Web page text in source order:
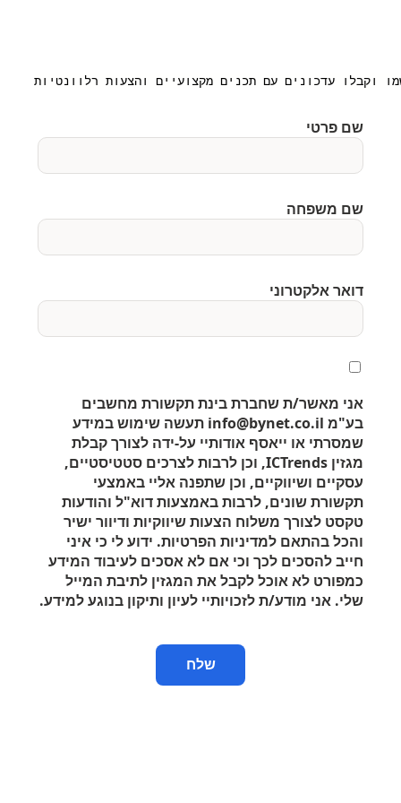
וקבלו עדכונים עם תכנים מקצועיים והצעות רלוונטיות
שם פרטי
שם משפחה
דואר אלקטרוני
אני מאשר/ת שחברת בינת תקשורת מחשבים
בע"מ info@bynet.co.il תעשה שימוש במידע
שמסרתי או ייאסף אודותיי על-ידה לצורך קבלת
מגזין ICTrends, וכן לרבות לצרכים סטטיסטיים,
עסקיים ושיווקיים, וכן שתפנה אליי באמצעי
תקשורת שונים, לרבות באמצעות דוא"ל והודעות
טקסט לצורך משלוח הצעות שיווקיות ודיוור ישיר
והכל בהתאם למדיניות הפרטיות. ידוע לי כי איני
חייב להסכים לכך וכי אם לא אסכים לעיבוד המידע
כמפורט לא אוכל לקבל את המגזין לתיבת המייל
שלי. אני מודע/ת לזכויותיי לעיון ותיקון בנוגע למידע.
שלח